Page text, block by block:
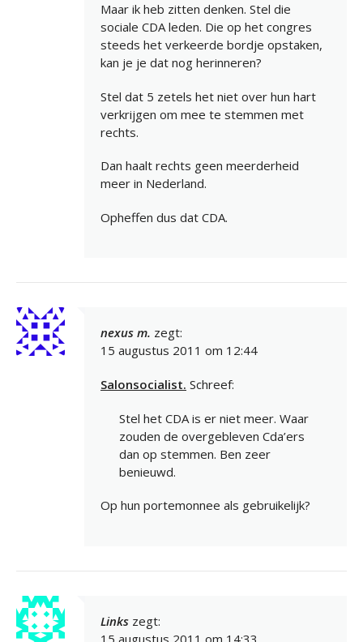
Maar ik heb zitten denken. Stel die
sociale CDA leden. Die op het congres
steeds het verkeerde bordje opstaken,
kan je je dat nog herinneren?
Stel dat 5 zetels het niet over hun hart
verkrijgen om mee te stemmen met
rechts.
Dan haalt rechts geen meerderheid
meer in Nederland.
Opheffen dus dat CDA.
nexus m. zegt:
15 augustus 2011 om 12:44
Salonsocialist. Schreef:
Stel het CDA is er niet meer. Waar
zouden de overgebleven Cda’ers
dan op stemmen. Ben zeer
benieuwd.
Op hun portemonnee als gebruikelijk?
Links zegt:
15 augustus 2011 om 14:33